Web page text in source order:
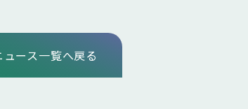
ュース一覧へ戻る